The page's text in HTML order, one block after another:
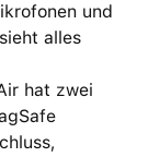
und
alles
hat zwei